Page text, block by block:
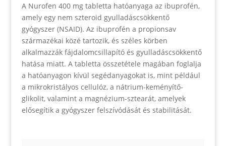
A Nurofen 400 mg tabletta hatóanyaga az ibuprofén,
amely egy nem szteroid gyulladáscsökkentő
gyógyszer (NSAID). Az ibuprofén a propionsav
származékai közé tartozik, és széles körben
alkalmazzák fájdalomcsillapító és gyulladáscsökkentő
hatása miatt. A tabletta összetétele magában foglalja
a hatóanyagon kívül segédanyagokat is, mint például
a mikrokristályos cellulóz, a nátrium-keményítő-
glikolit, valamint a magnézium-sztearát, amelyek
elősegítik a gyógyszer felszívódását és stabilitását.